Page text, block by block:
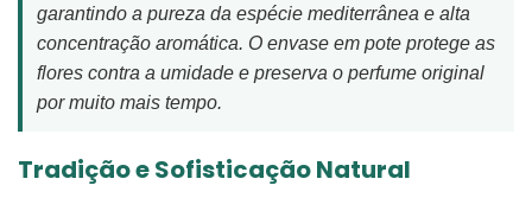
garantindo a pureza da espécie mediterrânea e alta
concentração aromática. O envase em pote protege as
flores contra a umidade e preserva o perfume original
por muito mais tempo.
Tradição e Sofisticação Natural